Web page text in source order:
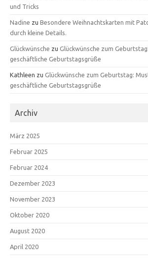
und Tricks
Nadine zu Besondere Weihnachtskarten mit
durch kleine Details.
Glückwünsche zu Glückwünsche zum
geschäftliche Geburtstagsgrüße
Kathleen zu Glückwünsche zum Geburtstag:
geschäftliche Geburtstagsgrüße
Archiv
März 2025
Februar 2025
Februar 2024
Dezember 2023
November 2023
Oktober 2020
August 2020
April 2020